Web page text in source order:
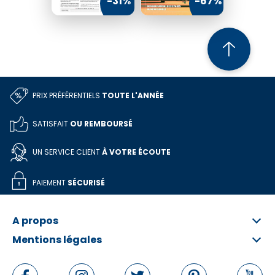
PRIX PRÉFÉRENTIELS TOUTE L'ANNÉE
SATISFAIT OU REMBOURSÉ
UN SERVICE CLIENTÀ VOTRE ÉCOUTE
PAIEMENT SÉCURISÉ
A propos
Qui sommes-nous ?
Contactez-nous
Mentions légales